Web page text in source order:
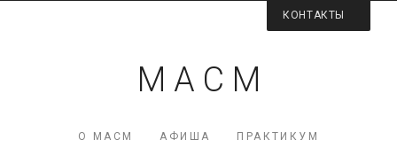
КОНТАКТЫ
М А С М
О МАСМ АФИША ПРАКТИКУМ